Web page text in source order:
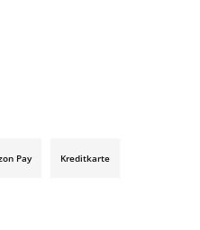
Pay Kreditkarte